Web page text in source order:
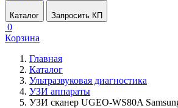
Каталог Запросить КП
0
Корзина
Главная
Каталог
Ультразвуковая диагностика
УЗИ аппараты
УЗИ сканер UGEO-WS80A